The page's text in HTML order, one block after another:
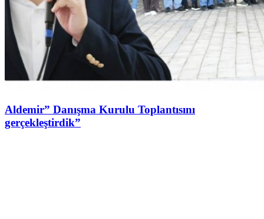
Aldemir” Danışma Kurulu Toplantısını
gerçekleştirdik”